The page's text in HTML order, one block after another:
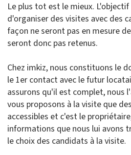
Le plus tot est le mieux.
d'organiser des visites avec des
façon ne seront pas en mesure
seront donc pas retenus.
Chez imkiz, nous constituons le
le 1er contact avec le futur
assurons qu'il est complet, nous
vous proposons à la visite que
accessibles et c'est le
informations que nous lui avons
le choix des candidats à la visite.